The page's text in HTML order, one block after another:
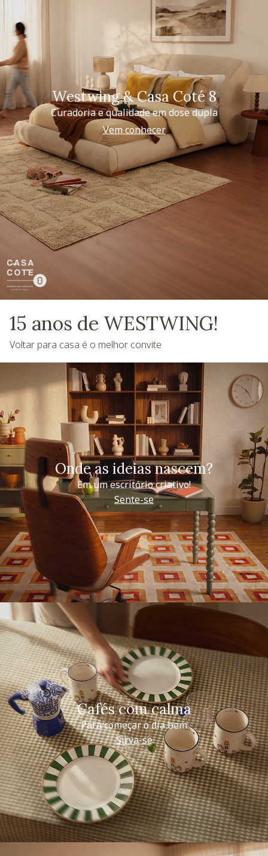
Westwing & Casa Coté 8
Curadoria e qualidade em dose dupla
Vem conhecer
15 anos de WESTWING!
Voltar para casa é o melhor convite
Onde as ideias nascem?
Em um escritório criativo!
Sente-se
Cafés com calma
Para começar o dia bem
Sirva-se